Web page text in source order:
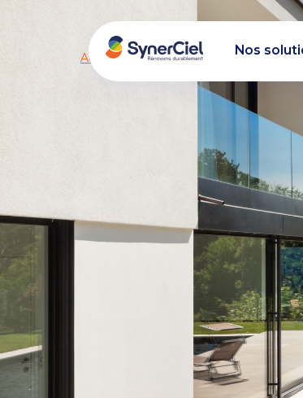
Nos
Accueil/ Aménagement extérieur